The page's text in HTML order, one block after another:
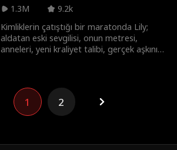
1.3M
9.2k
Kimliklerin çatıştığı bir maratonda Lily;
aldatan eski sevgilisi, onun metresi,
anneleri, yeni kraliyet talibi, gerçek aşkının
1 2